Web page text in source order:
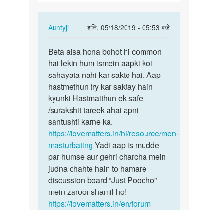
pyas…
Auntyji
शनि, 05/18/2019 - 05:53 बजे
In
to
Me
single
hu
oa
sex
ki
pyas…
by
?
Beta
aisa
hona
bohot
hi…
Beta aisa hona bohot hi common
hai lekin hum ismein aapki koi
sahayata nahi kar sakte hai. Aap
hastmethun try kar saktay hain
kyunki Hastmaithun ek safe
/surakshit tareek ahai apni
santushti karne ka.
https://lovematters.in/hi/resource/men-
masturbating Yadi aap is mudde
par humse aur gehri charcha mein
judna chahte hain to hamare
discussion board “Just Poocho”
mein zaroor shamil ho!
https://lovematters.in/en/forum